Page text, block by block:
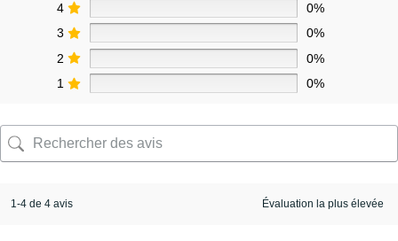
4
0%
3
0%
2
0%
1
0%
1-4 de 4 avis